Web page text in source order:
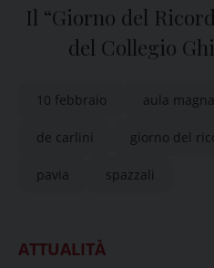
Il “Giorno del
del Collegio
10 febbraio aula
de carlini giorno del
pavia spazzali
ATTUALITÀ